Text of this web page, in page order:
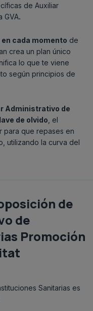
de Auxiliar
GVA.
cada momento de
crea un plan único
lo que te viene
según principios de
Administrativo de
de olvido , el
para que repases en
utilizando la curva del
de
de
Promoción
Sanitarias es